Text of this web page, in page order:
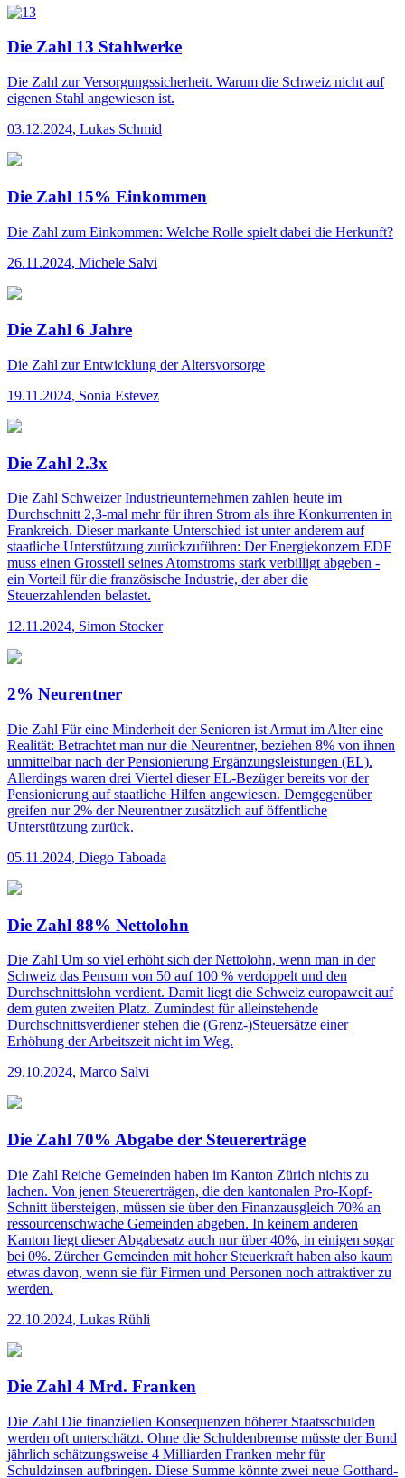
Die Zahl 13 Stahlwerke
Die Zahl zur Versorgungssicherheit. Warum die Schweiz nicht auf
eigenen Stahl angewiesen ist.
03.12.2024, Lukas Schmid
Die Zahl 15% Einkommen
Die Zahl zum Einkommen: Welche Rolle spielt dabei die Herkunft?
26.11.2024, Michele Salvi
Die Zahl 6 Jahre
Die Zahl zur Entwicklung der Altersvorsorge
19.11.2024, Sonia Estevez
Die Zahl 2.3x
Die Zahl Schweizer Industrieunternehmen zahlen heute im
Durchschnitt 2,3-mal mehr für ihren Strom als ihre Konkurrenten in
Frankreich. Dieser markante Unterschied ist unter anderem auf
staatliche Unterstützung zurückzuführen: Der Energiekonzern EDF
muss einen Grossteil seines Atomstroms stark verbilligt abgeben -
ein Vorteil für die französische Industrie, der aber die
Steuerzahlenden belastet.
12.11.2024, Simon Stocker
2% Neurentner
Die Zahl Für eine Minderheit der Senioren ist Armut im Alter eine
Realität: Betrachtet man nur die Neurentner, beziehen 8% von ihnen
unmittelbar nach der Pensionierung Ergänzungsleistungen (EL).
Allerdings waren drei Viertel dieser EL-Bezüger bereits vor der
Pensionierung auf staatliche Hilfen angewiesen. Demgegenüber
greifen nur 2% der Neurentner zusätzlich auf öffentliche
Unterstützung zurück.
05.11.2024, Diego Taboada
Die Zahl 88% Nettolohn
Die Zahl Um so viel erhöht sich der Nettolohn, wenn man in der
Schweiz das Pensum von 50 auf 100 % verdoppelt und den
Durchschnittslohn verdient. Damit liegt die Schweiz europaweit auf
dem guten zweiten Platz. Zumindest für alleinstehende
Durchschnittsverdiener stehen die (Grenz-)Steuersätze einer
Erhöhung der Arbeitszeit nicht im Weg.
29.10.2024, Marco Salvi
Die Zahl 70% Abgabe der Steuererträge
Die Zahl Reiche Gemeinden haben im Kanton Zürich nichts zu
lachen. Von jenen Steuererträgen, die den kantonalen Pro-Kopf-
Schnitt übersteigen, müssen sie über den Finanzausgleich 70% an
ressourcen­schwache Gemeinden abgeben. In keinem anderen
Kanton liegt dieser Abgabesatz auch nur über 40%, in einigen sogar
bei 0%. Zürcher Gemeinden mit hoher Steuerkraft haben also kaum
etwas davon, wenn sie für Firmen und Personen noch attraktiver zu
werden.
22.10.2024, Lukas Rühli
Die Zahl 4 Mrd. Franken
Die Zahl Die finanziellen Konsequenzen höherer Staatsschulden
werden oft unterschätzt. Ohne die Schuldenbremse müsste der Bund
jährlich schätzungsweise 4 Milliarden Franken mehr für
Schuldzinsen aufbringen. Diese Summe könnte zwei neue Gotthard-